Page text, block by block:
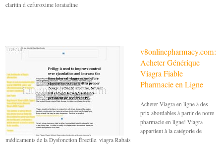
claritin d cefuroxime loratadine
v8onlinepharmacy.com:
Acheter Générique
Viagra Fiable
Pharmacie en Ligne
Acheter Viagra en ligne à des
prix abordables à partir de notre
pharmacie en ligne! Viagra
appartient à la catégorie de
médicaments de la Dysfonction Érectile. viagra Rabais